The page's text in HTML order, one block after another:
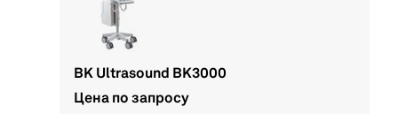
BK Ultrasound BK3000
Цена по запросу